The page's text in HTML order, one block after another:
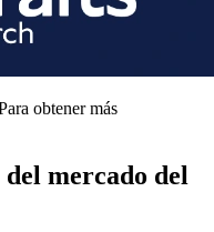
obtener más
mercado del